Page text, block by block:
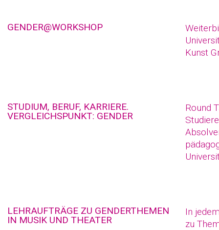
GENDER@WORKSHOP
Kunst
STUDIUM, BERUF, KARRIERE.
VERGLEICHSPUNKT: GENDER
Round
LEHRAUFTRÄGE ZU GENDERTHEMEN
IN MUSIK UND THEATER
In
zu